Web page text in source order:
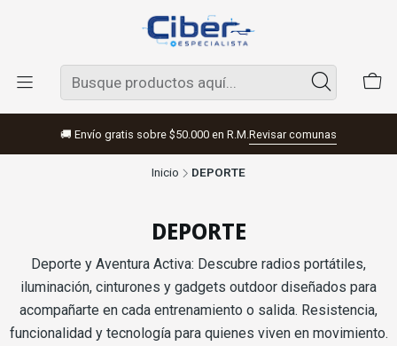
🚚 Envío gratis sobre $50.000 en R.M. Revisar comunas
Inicio DEPORTE
DEPORTE
Deporte y Aventura Activa: Descubre radios portátiles,
iluminación, cinturones y gadgets outdoor diseñados para
acompañarte en cada entrenamiento o salida. Resistencia,
funcionalidad y tecnología para quienes viven en movimiento.